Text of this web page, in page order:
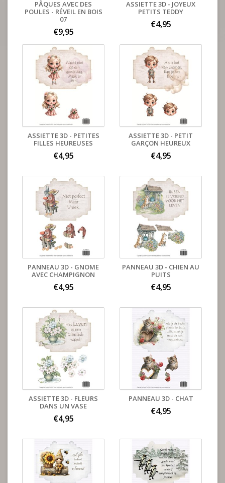
PÂQUES AVEC DES
POULES - RÉVEIL EN BOIS
07
€9,95
ASSIETTE 3D - JOYEUX
PETITS TEDDY
€4,95
ASSIETTE 3D - PETITES
FILLES HEUREUSES
€4,95
ASSIETTE 3D - PETIT
GARÇON HEUREUX
€4,95
PANNEAU 3D - GNOME
AVEC CHAMPIGNON
€4,95
PANNEAU 3D - CHIEN AU
PUITS
€4,95
ASSIETTE 3D - FLEURS
DANS UN VASE
€4,95
PANNEAU 3D - CHAT
€4,95